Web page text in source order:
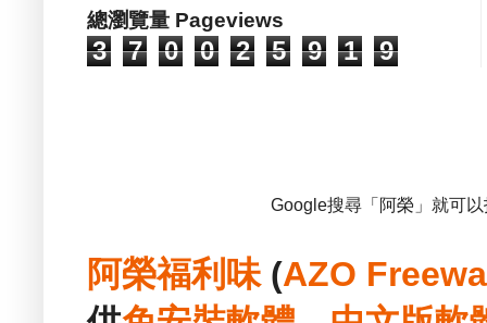
總瀏覽量 Pageviews
3 7 0 0 2 5 9 1 9
Google搜尋「阿榮」就可
阿榮福利味(AZO